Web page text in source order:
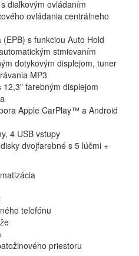
diaľkovým ovládaním
ovládania centrálneho
s funkciou Auto Hold
stmievaním
dotykovým displejom, tuner
MP3
farebným displejom
Apple CarPlay™ a Android
4 USB vstupy
dvojfarebné s 5 lúčmi +
telefónu
priestoru